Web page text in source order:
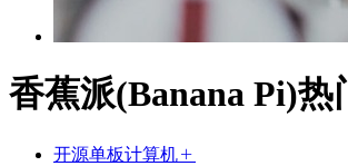
香蕉派(Banana Pi)热
开源单板计算机